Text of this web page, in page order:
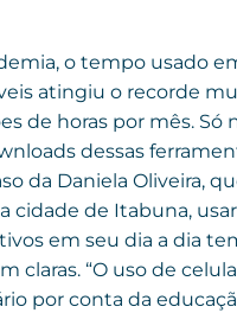
o tempo usado
atingiu o recorde
de horas por mês. Só
dessas
da Daniela Oliveira,
cidade de Itabuna,
em seu dia a dia
claras. “O uso de
por conta da